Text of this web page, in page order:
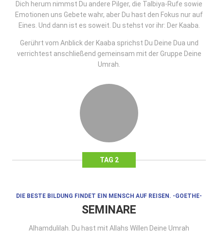
TAG 2
Dich herum nimmst Du andere Pilger, die Talbiya-Rufe sowie
Emotionen uns Gebete wahr, aber Du hast den Fokus nur auf
Eines. Und dann ist es soweit. Du stehst vor ihr: Der Kaaba.
Gerührt vom Anblick der Kaaba sprichst Du Deine Dua und
verrichtest anschließend gemeinsam mit der Gruppe Deine
Umrah.
DIE BESTE BILDUNG FINDET EIN MENSCH AUF REISEN. -GOETHE-
SEMINARE
Alhamdulilah. Du hast mit Allahs Willen Deine Umrah